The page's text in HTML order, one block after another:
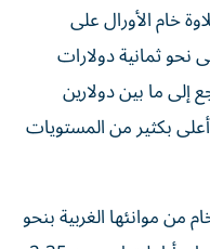
‌خام الأورال على
⁠نحو ثمانية دولارات
‌إلى ما بين دولارين
أعلى بكثير من المستويات
من موانئها الغربية بنحو